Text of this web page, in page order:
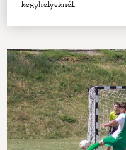
kegyhelyeknél.